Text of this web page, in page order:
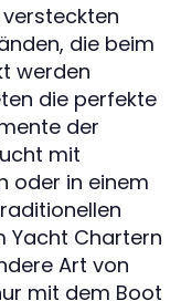
die beim
werden
die perfekte
der
mit
oder in einem
Yacht Chartern
Art von
mit dem Boot